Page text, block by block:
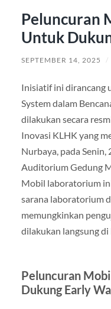
Peluncuran
Untuk
SEPTEMBER 14, 2025 /
Inisiatif ini dirancang
System dalam
dilakukan secara
Inovasi KLHK yang
Nurbaya, pada Senin,
Auditorium Gedung
Mobil laboratorium
sarana laboratorium
memungkinkan
dilakukan langsung di
Peluncuran
Dukung Early